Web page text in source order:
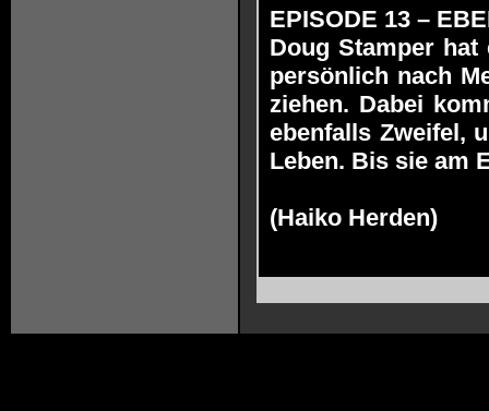
EPISODE 13 –
Doug Stamper
persönlich nach
ziehen. Dabei
ebenfalls Zweifel,
Leben. Bis sie am
(Haiko Herden)